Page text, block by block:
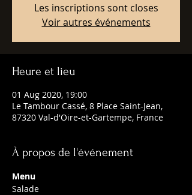
Les inscriptions sont closes
Voir autres événements
Heure et lieu
01 Aug 2020, 19:00
Le Tambour Cassé, 8 Place Saint-Jean,
87320 Val-d'Oire-et-Gartempe, France
À propos de l'événement
Menu
Salade